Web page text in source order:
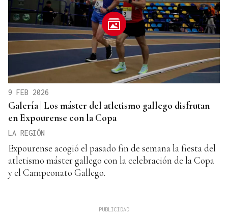
9 FEB 2026
Galería | Los máster del atletismo gallego disfrutan
en Expourense con la Copa
LA REGIÓN
Expourense acogió el pasado fin de semana la fiesta del
atletismo máster gallego con la celebración de la Copa
y el Campeonato Gallego.